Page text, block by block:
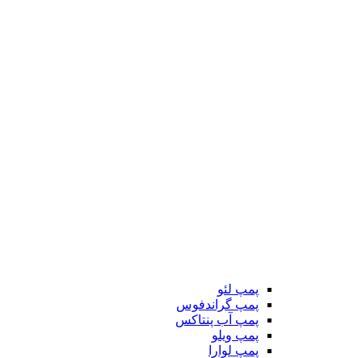
پمپ لئو
پمپ گراندفوس
پمپ آب پنتاکس
پمپ ویلو
پمپ لوارا